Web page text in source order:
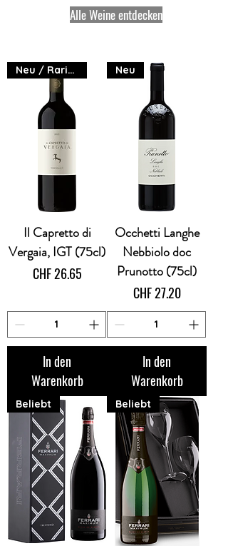
Alle Weine entdecken
Neu / Rarität
Il Capretto di
Vergaia, IGT (75cl)
Preis
CHF 26.65
In den
Warenkorb
Neu
Occhetti Langhe
Nebbiolo doc
Prunotto (75cl)
Preis
CHF 27.20
In den
Warenkorb
Beliebt Beliebt